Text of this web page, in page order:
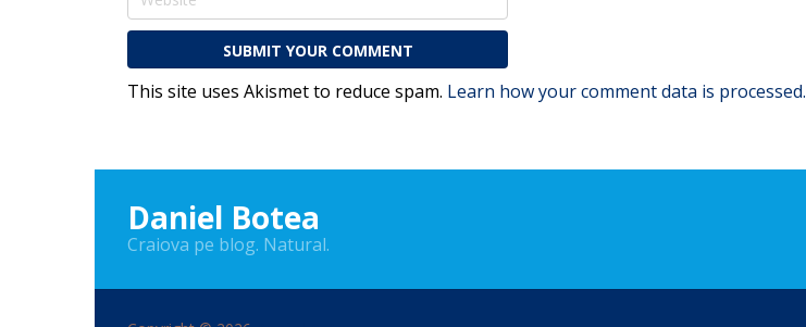
This site uses Akismet to reduce spam. Learn how your comment data is processed.
Daniel Botea
Craiova pe blog. Natural.